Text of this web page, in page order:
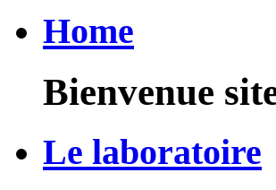
Home
Bienvenue
Le laboratoire